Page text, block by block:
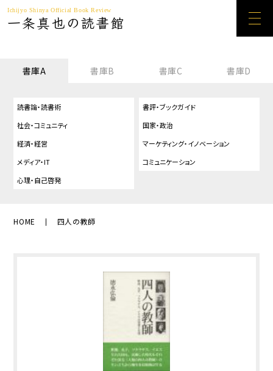
Ichijyo Shinya Official Book Review
一条真也の読書館
書庫A 書庫B 書庫C 書庫D
読書論・読書術
書評・ブックガイド
社会・コミュニティ
国家・政治
経済・経営
マーケティング・イノベーション
メディア・IT
コミュニケーション
心理・自己啓発
HOME 四人の教師